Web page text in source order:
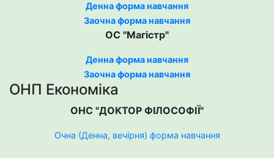
Денна форма навчання
Заочна форма навчання
ОС "Магістр"
Денна форма навчання
Заочна форма навчання
ОНП Економіка
ОНС "ДОКТОР ФІЛОСОФІЇ"
Очна (Денна, вечірня) форма навчання